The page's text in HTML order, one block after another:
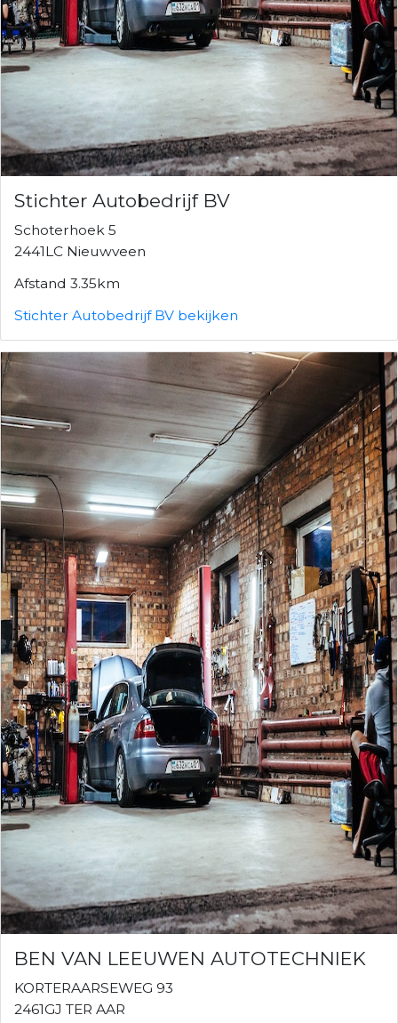
Stichter Autobedrijf BV
Schoterhoek 5
2441LC Nieuwveen
Afstand 3.35km
Stichter Autobedrijf BV bekijken
BEN VAN LEEUWEN AUTOTECHNIEK
KORTERAARSEWEG 93
2461GJ TER AAR